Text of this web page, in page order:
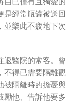
是經常瓶罐被送回
並樂此不疲地下次
返醫院的常客。曾
不得已需要隔離觀
被隔離時的擔憂與
勵他、告訴他要多